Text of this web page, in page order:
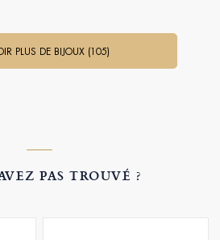
PLUS DE BIJOUX (105)
PAS TROUVÉ ?